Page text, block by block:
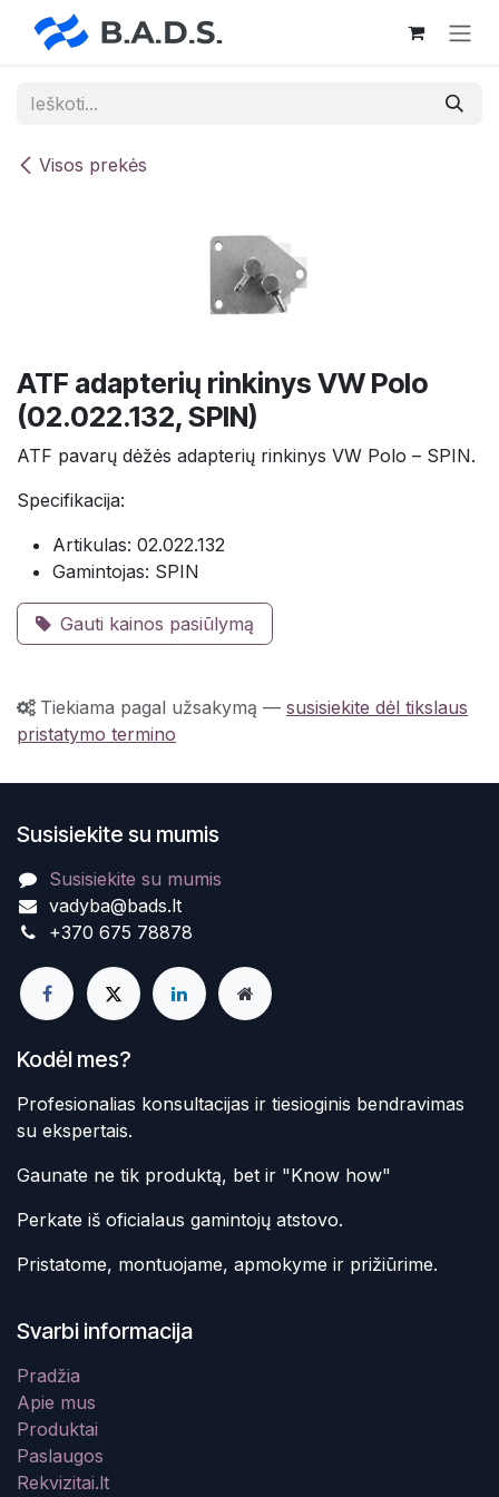
Skip to Content
Visos prekės
ATF adapterių rinkinys VW Polo
(02.022.132, SPIN)
ATF pavarų dėžės adapterių rinkinys VW Polo – SPIN.
Specifikacija:
Artikulas: 02.022.132
Gamintojas: SPIN
Gauti kainos pasiūlymą
Tiekiama pagal užsakymą — susisiekite dėl tikslaus
pristatymo termino
Susisiekite su mumis
Susisiekite su mumis
vadyba@bads.lt
+370 675 78878
Kodėl mes?
Profesionalias konsultacijas ir tiesioginis bendravimas
su ekspertais.
Gaunate ne tik produktą, bet ir "Know how"
Perkate iš oficialaus gamintojų atstovo.
Pristatome, montuojame, apmokyme ir prižiūrime.
Svarbi informacija
Pradžia
Apie mus
Produktai
Paslaugos
Rekvizitai.lt